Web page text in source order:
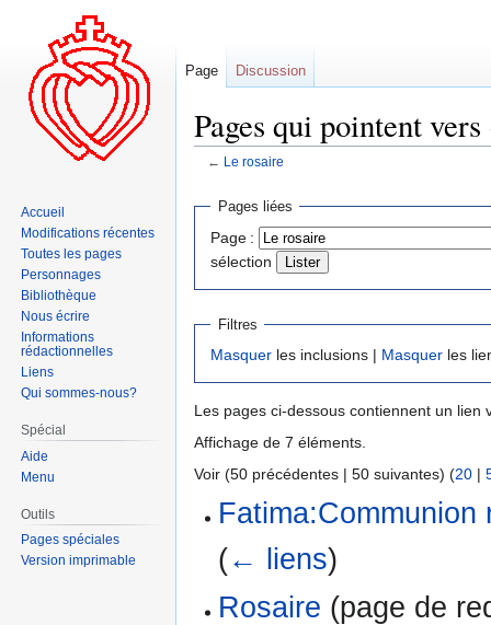
Pages qui pointent
← Le rosaire
Aller
navigation
Aller
recherche
Pages liées
Page :
sélection
Filtres
Masquer les inclusions | Masquer les
Les pages ci-dessous contiennent un lien
Affichage de 7 éléments.
Voir (50 précédentes | 50 suivantes) (20 |
(← liens)
Rosaire (page de
Page Discussion
Accueil
Modifications récentes
Toutes les pages
Personnages
Bibliothèque
Nous écrire
Informations
rédactionnelles
Liens
Qui sommes-nous?
Spécial
Aide
Menu
Outils
Pages spéciales
Version imprimable